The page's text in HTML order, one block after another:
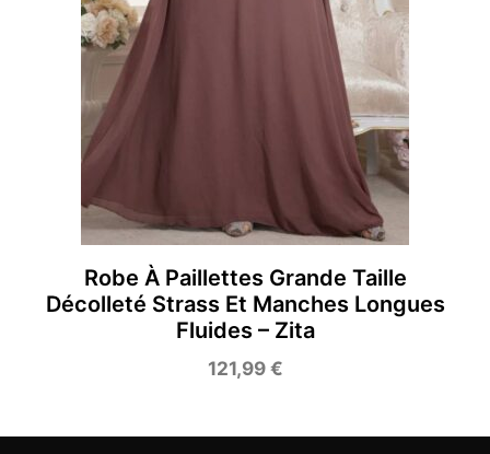
Robe À Paillettes Grande Taille
Décolleté Strass Et Manches Longues
Fluides – Zita
121,99€